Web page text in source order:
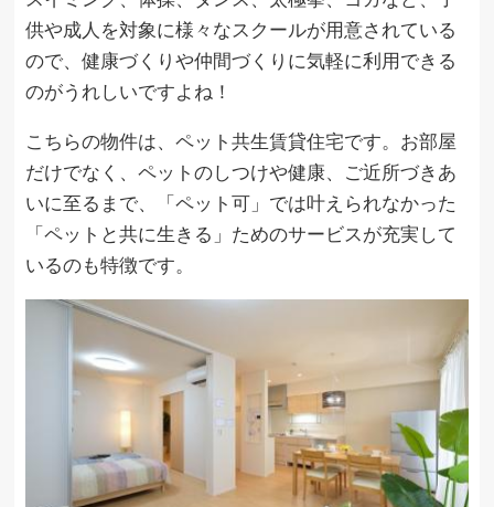
供や成人を対象に様々なスクールが用意されている
ので、健康づくりや仲間づくりに気軽に利用できる
のがうれしいですよね！
こちらの物件は、ペット共生賃貸住宅です。お部屋
だけでなく、ペットのしつけや健康、ご近所づきあ
いに至るまで、「ペット可」では叶えられなかった
「ペットと共に生きる」ためのサービスが充実して
いるのも特徴です。